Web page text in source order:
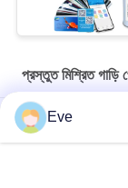
প্রস্তুত মিশ্রিত গাড়ি
আর্দ্রতা প্রতিরোধী প্রস্তুত
Eve